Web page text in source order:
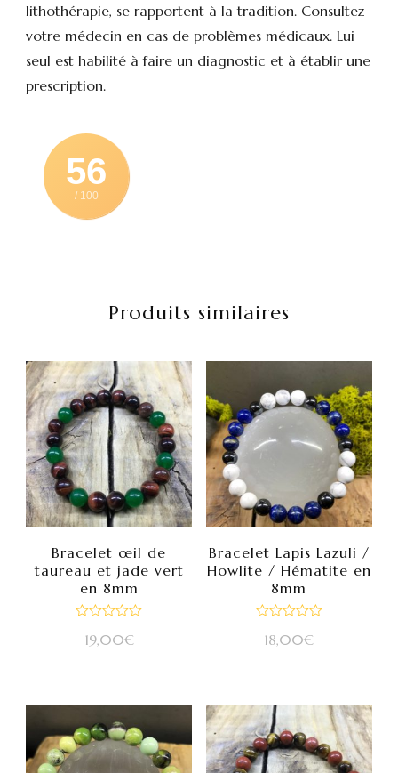
lithothérapie, se rapportent à la tradition. Consultez
votre médecin en cas de problèmes médicaux. Lui
seul est habilité à faire un diagnostic et à établir une
prescription.
56
/ 100
Produits similaires
Bracelet œil de
taureau et jade vert
en 8mm
19,00€
Bracelet Lapis Lazuli /
Howlite / Hématite en
8mm
18,00€